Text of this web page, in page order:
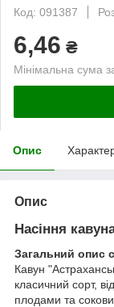
Код: 091387
6,46 ₴
Мінімальна сума
Опис
Опис
Насіння
Загальний опис
Кавун
класичний сорт,
плодами та